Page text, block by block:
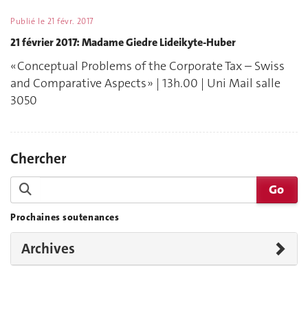
Publié le 21 févr. 2017
21 février 2017: Madame Giedre Lideikyte-Huber
« Conceptual Problems of the Corporate Tax – Swiss
and Comparative Aspects » | 13h.00 | Uni Mail salle
3050
Chercher
Prochaines soutenances
Archives